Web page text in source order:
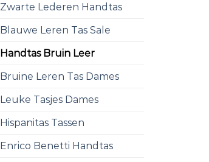
Zwarte Lederen Handtas
Blauwe Leren Tas Sale
Handtas Bruin Leer
Bruine Leren Tas Dames
Leuke Tasjes Dames
Hispanitas Tassen
Enrico Benetti Handtas